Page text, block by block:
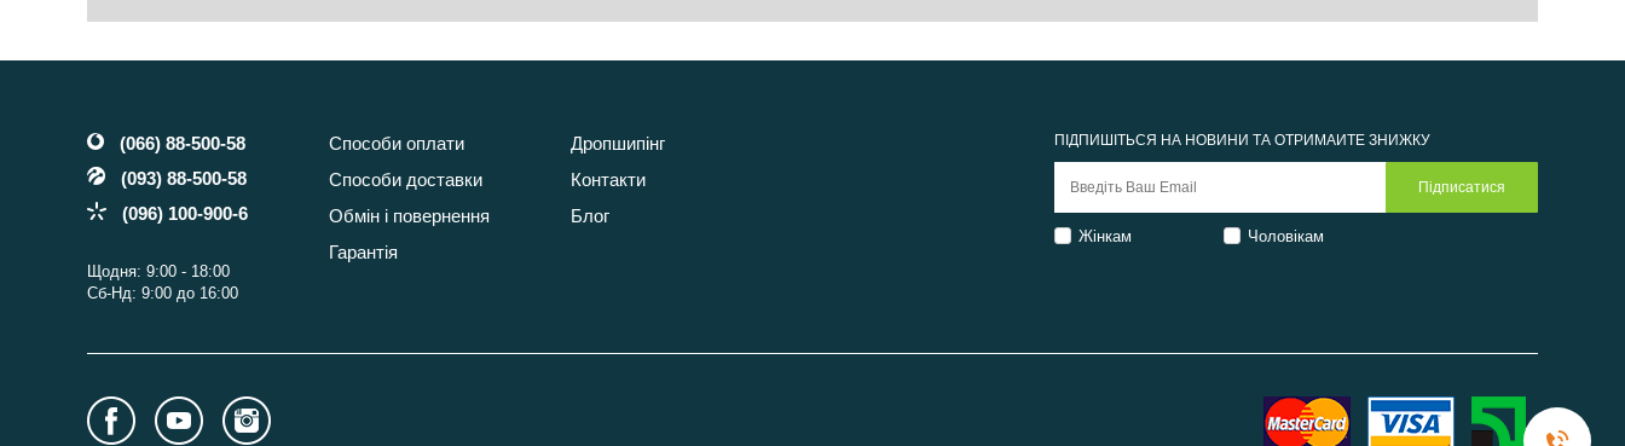
(066) 88-500-58
(093) 88-500-58
(096) 100-900-6
Щодня: 9:00 - 18:00
Сб-Нд: 9:00 до 16:00
Способи оплати
Способи доставки
Обмін і повернення
Гарантія
Дропшипінг
Контакти
Блог
ПІДПИШІТЬСЯ НА НОВИНИ ТА ОТРИМАЙТЕ ЗНИЖКУ
Жінкам Чоловікам